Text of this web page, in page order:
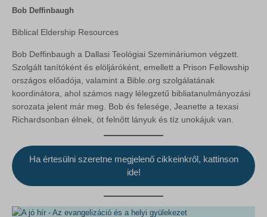
Bob Deffinbaugh
Biblical Eldership Resources
Bob Deffinbaugh a Dallasi Teológiai Szemináriumon végzett.
Szolgált tanítóként és elöljáróként, emellett a Prison Fellowship
országos előadója, valamint a Bible.org szolgálatának
koordinátora, ahol számos nagy lélegzetű bibliatanulmányozási
sorozata jelent már meg. Bob és felesége, Jeanette a texasi
Richardsonban élnek, öt felnőtt lányuk és tíz unokájuk van.
Ha értesülni szeretne megjelenő cikkeinkről, kattinson
ide!